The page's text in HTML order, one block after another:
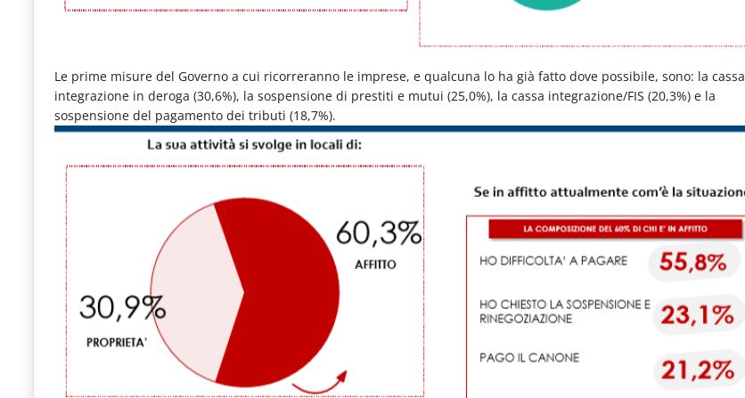
Le prime misure del Governo a cui ricorreranno le imprese, e qualcuna lo ha già fatto dove possibile, sono: la cassa
integrazione in deroga (30,6%), la sospensione di prestiti e mutui (25,0%), la cassa integrazione/FIS (20,3%) e la
sospensione del pagamento dei tributi (18,7%).